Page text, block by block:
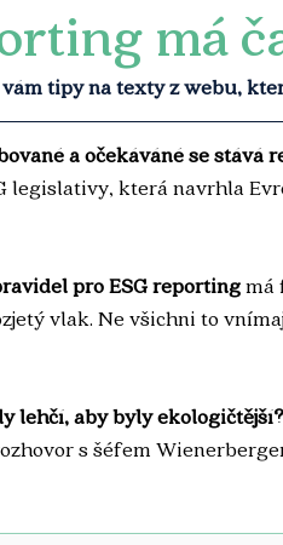
má
tipy na texty z webu,
a očekáváné se stává
legislativy, která navrhla
pro ESG reporting má
vlak. Ne všichni to
lehčí, aby byly ekologičtější?
s šéfem